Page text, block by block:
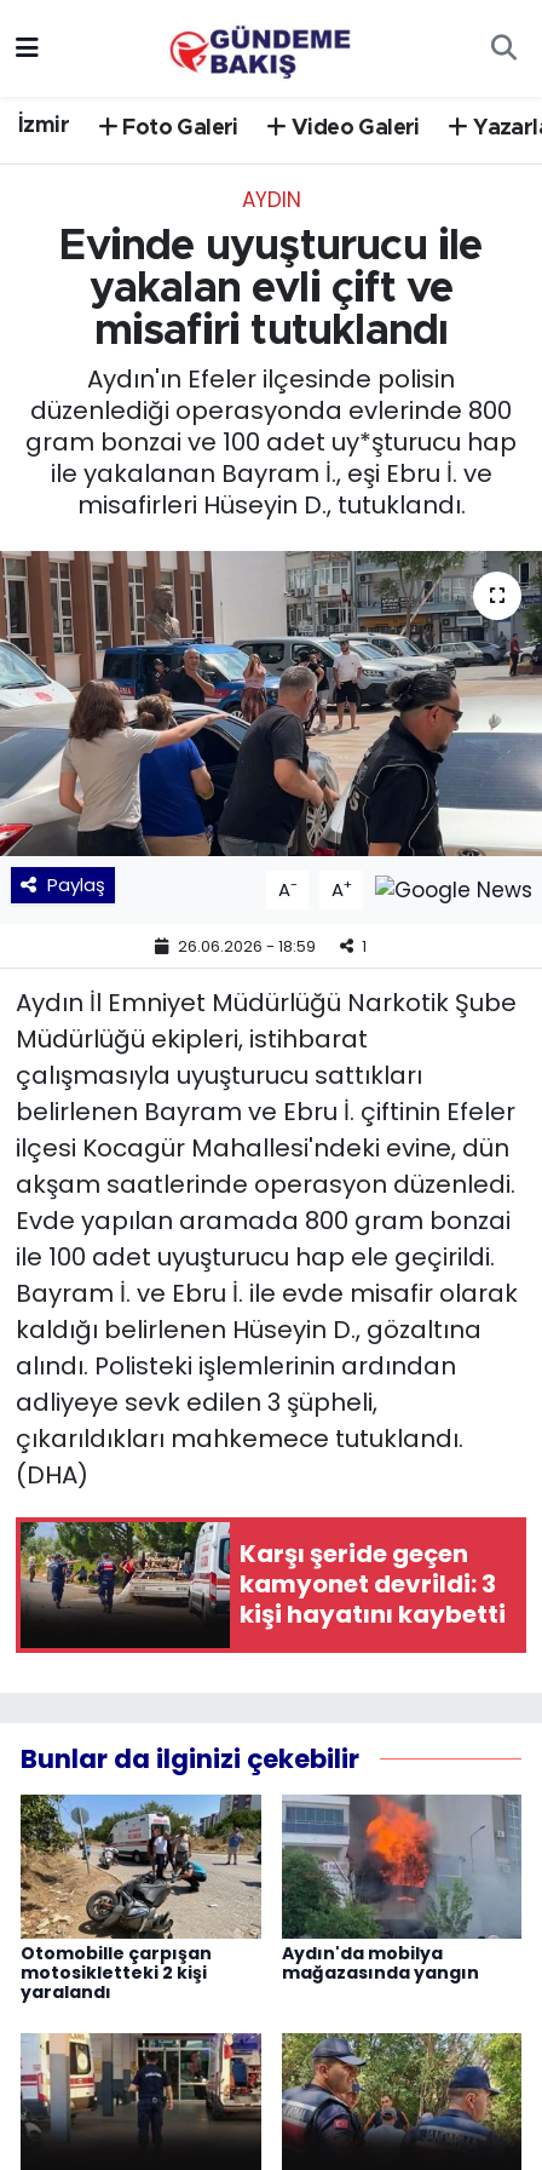
İzmir Foto Galeri Video Galeri
AYDIN
Evinde uyuşturucu ile
yakalan evli çift ve
misafiri tutuklandı
Aydın'ın Efeler ilçesinde polisin
düzenlediği operasyonda evlerinde 800
gram bonzai ve 100 adet uy*şturucu hap
ile yakalanan Bayram İ., eşi Ebru İ. ve
misafirleri Hüseyin D., tutuklandı.
Paylaş A- A+
26.06.2026 - 18:59 1
Aydın İl Emniyet Müdürlüğü Narkotik Şube
Müdürlüğü ekipleri, istihbarat
çalışmasıyla uyuşturucu sattıkları
belirlenen Bayram ve Ebru İ. çiftinin Efeler
ilçesi Kocagür Mahallesi'ndeki evine, dün
akşam saatlerinde operasyon düzenledi.
Evde yapılan aramada 800 gram bonzai
ile 100 adet uyuşturucu hap ele geçirildi.
Bayram İ. ve Ebru İ. ile evde misafir olarak
kaldığı belirlenen Hüseyin D., gözaltına
alındı. Polisteki işlemlerinin ardından
adliyeye sevk edilen 3 şüpheli,
çıkarıldıkları mahkemece tutuklandı.
(DHA)
Karşı şeride geçen
kamyonet devrildi: 3
kişi hayatını kaybetti
Bunlar da ilginizi çekebilir
Otomobille çarpışan
motosikletteki 2 kişi
yaralandı
Aydın'da mobilya
mağazasında yangın
EGE
EĞİTİM
EKONOMİ
English News
KÜLTÜR SANAT
MAGAZİN
POLİTİKA
SAĞLIK
Siyaset
SPOR
TEKNOLOJİ
Yaşam
YEREL POLİTİKA
YEREL YÖNETİMLER
Süper Lig Puan Durumu ve Fikstür
Tüm Manşetler
Son Dakika Haberleri
Haber Arşivi